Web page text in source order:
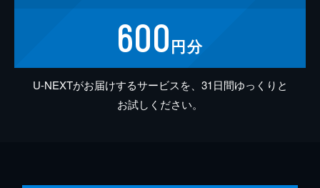
600円分
U-NEXTがお届けするサービスを、31日間ゆっくりと
お試しください。